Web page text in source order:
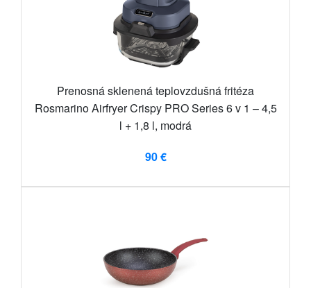
Prenosná sklenená teplovzdušná fritéza
Rosmarino Airfryer Crispy PRO Series 6 v 1 – 4,5
l + 1,8 l, modrá
90 €